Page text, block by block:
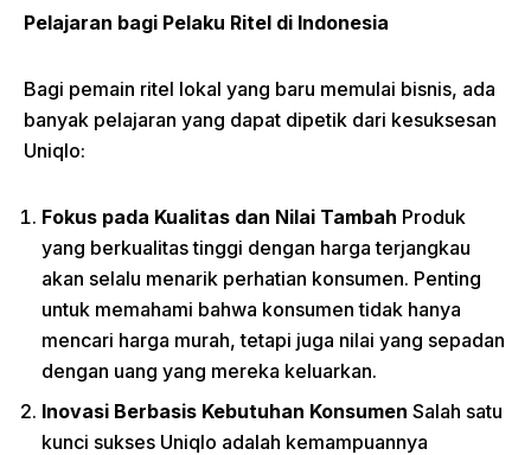
Pelajaran bagi Pelaku Ritel di Indonesia
Bagi pemain ritel lokal yang baru memulai bisnis, ada
banyak pelajaran yang dapat dipetik dari kesuksesan
Uniqlo:
Fokus pada Kualitas dan Nilai Tambah Produk
yang berkualitas tinggi dengan harga terjangkau
akan selalu menarik perhatian konsumen. Penting
untuk memahami bahwa konsumen tidak hanya
mencari harga murah, tetapi juga nilai yang sepadan
dengan uang yang mereka keluarkan.
Inovasi Berbasis Kebutuhan Konsumen Salah satu
kunci sukses Uniqlo adalah kemampuannya